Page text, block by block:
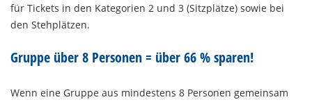
für Tickets in den Kategorien 2 und 3 (Sitzplätze) sowie bei
den Stehplätzen.
Gruppe über 8 Personen = über 66 % sparen!
Wenn eine Gruppe aus mindestens 8 Personen gemeinsam